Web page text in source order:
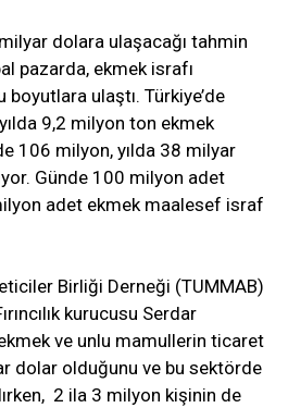
dolara ulaşacağı tahmin
pazarda, ekmek israfı
ulaştı. Türkiye’de
9,2 milyon ton ekmek
106 milyon, yılda 38 milyar
Günde 100 milyon adet
adet ekmek maalesef israf
Birliği Derneği (TUMMAB)
kurucusu Serdar
ve unlu mamullerin ticaret
dolar olduğunu ve bu sektörde
2 ila 3 milyon kişinin de